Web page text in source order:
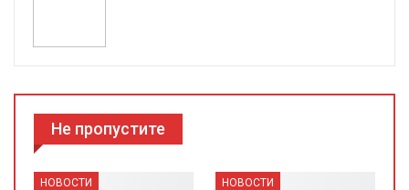
Не пропустите
НОВОСТИ НОВОСТИ